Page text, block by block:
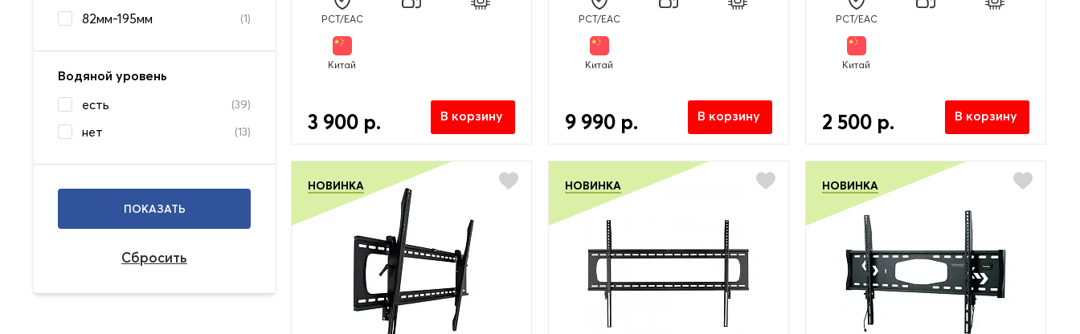
82мм-195мм (1)
Водяной уровень
есть
(39)
нет (13)
PCT/EAC
Китай
3 900 р. В корзину
PCT/EAC
Китай
9 990 р. В корзину
PCT/EAC
Китай
2 500 р. В корзину
НОВИНКА НОВИНКА НОВИНКА